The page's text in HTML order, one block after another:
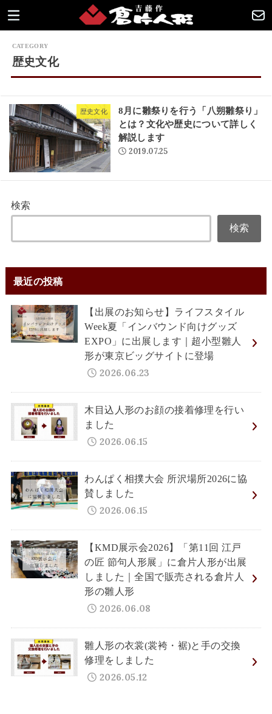
歴史文化
歴史文化
8月に雛祭りを行う「八朔雛祭り」
とは？文化や歴史について詳しく
解説します
2019.07.25
検索
検索
最近の投稿
【出展のお知らせ】ライフスタイル
Week夏「インバウンド向けグッズ
EXPO」に出展します｜超小型雛人
形が東京ビッグサイトに登場
2026.06.23
木目込人形のお顔の接着修理を行い
ました
2026.06.15
わんぱく相撲大会 所沢場所2026に協
賛しました
2026.06.15
【KMD展示会2026】「第11回 江戸
の匠 節句人形展」に倉片人形が出展
しました｜全国で販売される倉片人
形の雛人形
2026.06.08
雛人形の衣裳(裳袴・裾)と手の交換
修理をしました
2026.05.12